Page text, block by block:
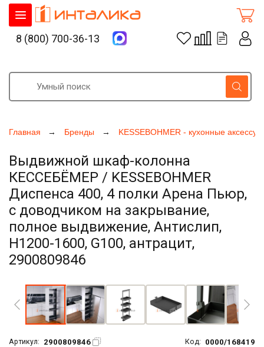
Главная Бренды KESSEBOHMER - кухонные
Выдвижной шкаф-колонна
КЕССЕБЁМЕР / KESSEBOHMER
Диспенса 400, 4 полки Арена Пьюр,
с доводчиком на закрывание,
полное выдвижение, Антислип,
H1200-1600, G100, антрацит,
2900809846
Артикул: 2900809846 Код: 0000/168419
8 (800) 700-36-13